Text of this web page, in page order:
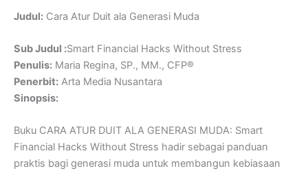
Judul: Cara Atur Duit ala Generasi Muda
Sub Judul :Smart Financial Hacks Without Stress
Penulis: Maria Regina, SP., MM., CFP®
Penerbit: Arta Media Nusantara
Sinopsis:
Buku CARA ATUR DUIT ALA GENERASI MUDA: Smart
Financial Hacks Without Stress hadir sebagai panduan
praktis bagi generasi muda untuk membangun kebiasaan